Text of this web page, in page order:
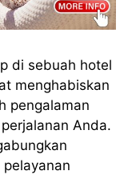
di sebuah hotel
menghabiskan
pengalaman
Anda.